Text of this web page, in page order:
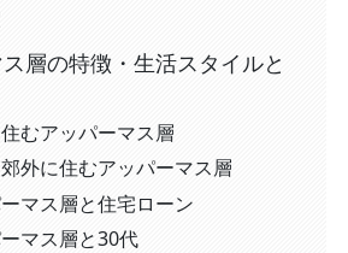
層の特徴・生活スタイルと
むアッパーマス層
外に住むアッパーマス層
マス層と住宅ローン
マス層と30代